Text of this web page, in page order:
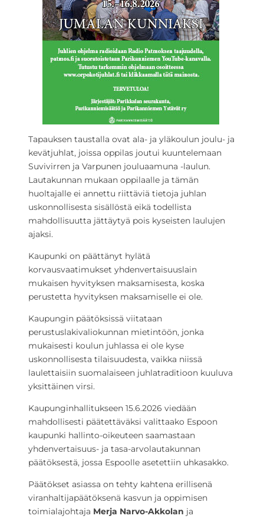
Tapauksen taustalla ovat ala- ja yläkoulun joulu- ja
kevätjuhlat, joissa oppilas joutui kuuntelemaan
Suvivirren ja Varpunen jouluaamuna -laulun.
Lautakunnan mukaan oppilaalle ja tämän
huoltajalle ei annettu riittäviä tietoja juhlan
uskonnollisesta sisällöstä eikä todellista
mahdollisuutta jättäytyä pois kyseisten laulujen
ajaksi.
Kaupunki on päättänyt hylätä
korvausvaatimukset yhdenvertaisuuslain
mukaisen hyvityksen maksamisesta, koska
perustetta hyvityksen maksamiselle ei ole.
Kaupungin päätöksissä viitataan
perustuslakivaliokunnan mietintöön, jonka
mukaisesti koulun juhlassa ei ole kyse
uskonnollisesta tilaisuudesta, vaikka niissä
laulettaisiin suomalaiseen juhlatraditioon kuuluva
yksittäinen virsi.
Kaupunginhallitukseen 15.6.2026 viedään
mahdollisesti päätettäväksi valittaako Espoon
kaupunki hallinto-oikeuteen saamastaan
yhdenvertaisuus- ja tasa-arvolautakunnan
päätöksestä, jossa Espoolle asetettiin uhkasakko.
Päätökset asiassa on tehty kahtena erillisenä
viranhaltijapäätöksenä kasvun ja oppimisen
toimialajohtaja Merja Narvo-Akkolan ja